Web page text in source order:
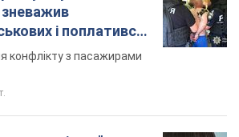
зневажив
і поплатився.
конфлікту з пасажирами